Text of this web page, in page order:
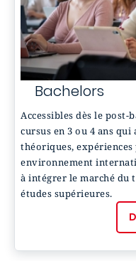
Bachelors
Accessibles dès le
cursus en 3 ou 4 ans
théoriques,
environnement
à intégrer le marché du
études supérieures.